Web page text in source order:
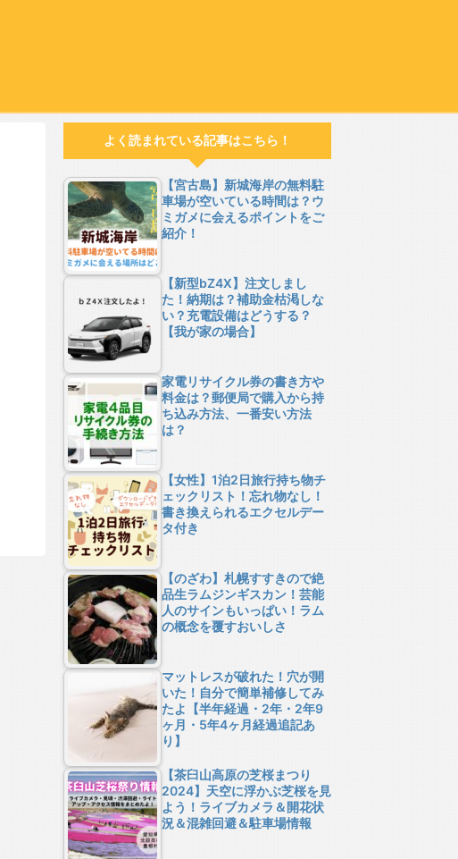
よく読まれている記事はこちら！
【宮古島】新城海岸の無料駐
車場が空いている時間は？ウ
ミガメに会えるポイントをご
紹介！
【新型bZ4X】注文しまし
た！納期は？補助金枯渇しな
い？充電設備はどうする？
【我が家の場合】
家電リサイクル券の書き方や
料金は？郵便局で購入から持
ち込み方法、一番安い方法
は？
【女性】1泊2日旅行持ち物チ
ェックリスト！忘れ物なし！
書き換えられるエクセルデー
タ付き
【のざわ】札幌すすきので絶
品生ラムジンギスカン！芸能
人のサインもいっぱい！ラム
の概念を覆すおいしさ
マットレスが破れた！穴が開
いた！自分で簡単補修してみ
たよ【半年経過・2年・2年9
ヶ月・5年4ヶ月経過追記あ
り】
【茶臼山高原の芝桜まつり
2024】天空に浮かぶ芝桜を見
よう！ライブカメラ＆開花状
況＆混雑回避＆駐車場情報